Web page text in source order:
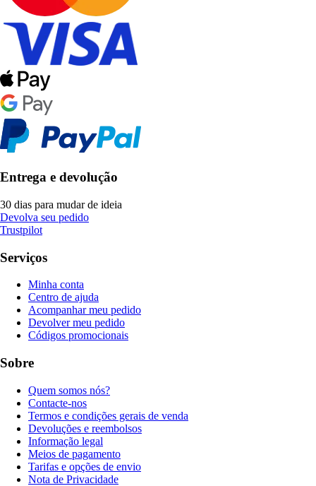
Entrega e devolução
30 dias para mudar de ideia
Devolva seu pedido
Trustpilot
Serviços
Minha conta
Centro de ajuda
Acompanhar meu pedido
Devolver meu pedido
Códigos promocionais
Sobre
Quem somos nós?
Contacte-nos
Termos e condições gerais de venda
Devoluções e reembolsos
Informação legal
Meios de pagamento
Tarifas e opções de envio
Nota de Privacidade